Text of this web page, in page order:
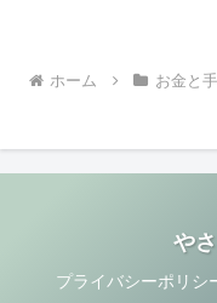
ホーム お金と
や
プライバシーポリシ